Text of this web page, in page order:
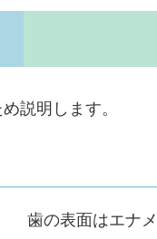
説明します。
歯の表面はエナ